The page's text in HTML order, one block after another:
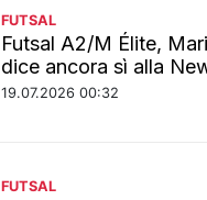
FUTSAL
Futsal A2/M Élite,
dice ancora sì alla
19.07.2026 00:32
FUTSAL